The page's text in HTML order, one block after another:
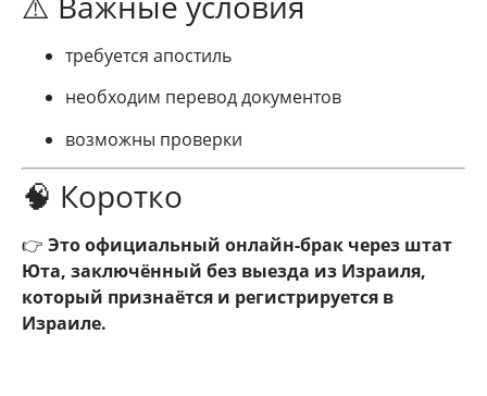
требуется апостиль
необходим перевод документов
возможны проверки
🧠 Коротко
👉 Это официальный онлайн-брак через штат
Юта, заключённый без выезда из Израиля,
который признаётся и регистрируется в
Израиле.